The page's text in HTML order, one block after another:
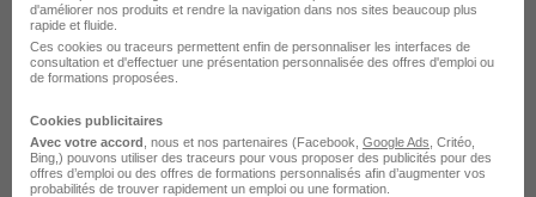
Voir l’offre
il y a 1 jour
Assistant Commercial Grands
Comptes H/F
d'améliorer nos produits et rendre la navigation dans nos sites beaucoup plus
rapide et fluide.
Ces cookies ou traceurs permettent enfin de personnaliser les interfaces de
consultation et d'effectuer une présentation personnalisée des offres d'emploi ou
de formations proposées.
Cookies publicitaires
Avec votre accord , nous et nos partenaires (Facebook, Google Ads , Critéo,
Bing,) pouvons utiliser des traceurs pour vous proposer des publicités pour des
offres d’emploi ou des offres de formations personnalisés afin d’augmenter vos
probabilités de trouver rapidement un emploi ou une formation.